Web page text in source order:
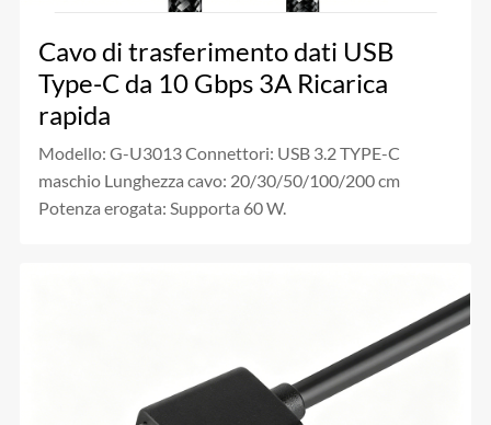
Cavo di trasferimento dati USB
Type-C da 10 Gbps 3A Ricarica
rapida
Modello: G-U3013 Connettori: USB 3.2 TYPE-C
maschio Lunghezza cavo: 20/30/50/100/200 cm
Potenza erogata: Supporta 60 W.